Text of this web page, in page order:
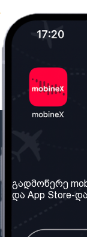
ჩვენ შესახებ
ჩვენი
გადმოწერე
და App Store-